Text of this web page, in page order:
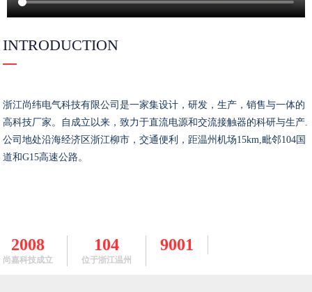
INTRODUCTION
浙江尚纬电气科技有限公司是一家集设计，研发，生产，销售与一体的
高科技厂家。自成立以来，致力于直流电源和交流接触器的科研与生产.
公司地处沿海经济区浙江柳市，交通便利，距温州机场15km,毗邻104国
道和G15高速公路。
2008
尚嘉科技成立
104
位于浙江温州
9001